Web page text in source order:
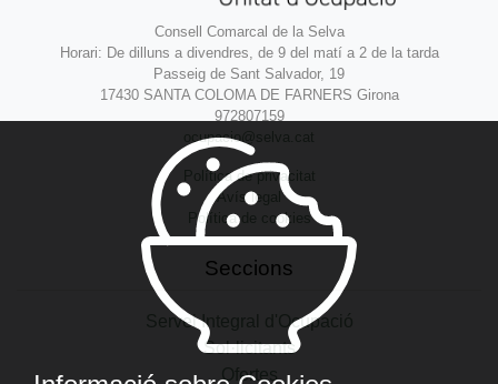
Consell Comarcal de la Selva
Horari: De dilluns a divendres, de 9 del matí a 2 de la tarda
Passeig de Sant Salvador, 19
17430 SANTA COLOMA DE FARNERS Girona
972807159
ocupacio@selva.cat
Política de privacitat
Avís legal
Política de cookies
Seccions
Servei Integral d'Ocupació
Sol·licitants
Ofertes